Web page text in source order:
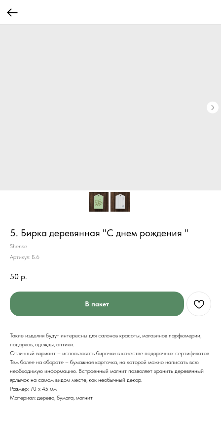
5. Бирка деревянная "С днем рождения "
Shense
Артикул: Б.6
50 р.
В пакет
Такие изделия будут интересны для салонов красоты, магазинов парфюмерии,
подарков, одежды, оптики.
Отличный вариант – использовать бирочки в качестве подарочных сертификатов.
Тем более на обороте – бумажная карточка, на которой можно написать всю
необходимую информацию. Встроенный магнит позволяет хранить деревянный
ярлычок на самом видом месте, как необычный декор.
Размер: 70 х 45 мм
Материал: дерево, бумага, магнит